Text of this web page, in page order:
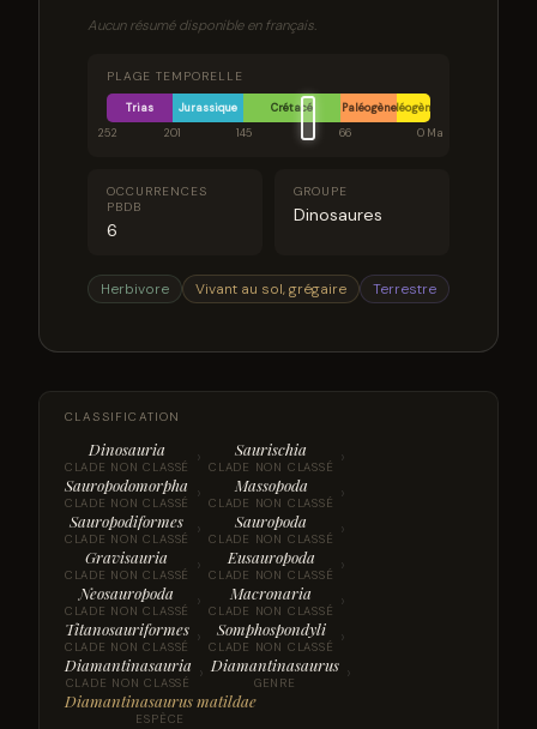
Aucun résumé disponible en français.
PLAGE TEMPORELLE
Trias Jurassique Crétacé PaléogèneNéogène
252
201 145 66 0 Ma
OCCURRENCES
PBDB
6
GROUPE
Dinosaures
Herbivore Vivant au sol, grégaire Terrestre
CLASSIFICATION
Dinosauria
CLADE NON CLASSÉ › Saurischia
CLADE NON CLASSÉ ›
Sauropodomorpha
CLADE NON CLASSÉ › Massopoda
CLADE NON CLASSÉ ›
Sauropodiformes
CLADE NON CLASSÉ › Sauropoda
CLADE NON CLASSÉ ›
Gravisauria
CLADE NON CLASSÉ › Eusauropoda
CLADE NON CLASSÉ ›
Neosauropoda
CLADE NON CLASSÉ › Macronaria
CLADE NON CLASSÉ ›
Titanosauriformes
CLADE NON CLASSÉ › Somphospondyli
CLADE NON CLASSÉ ›
Diamantinasauria
CLADE NON CLASSÉ › Diamantinasaurus
GENRE ›
Diamantinasaurus matildae
ESPÈCE